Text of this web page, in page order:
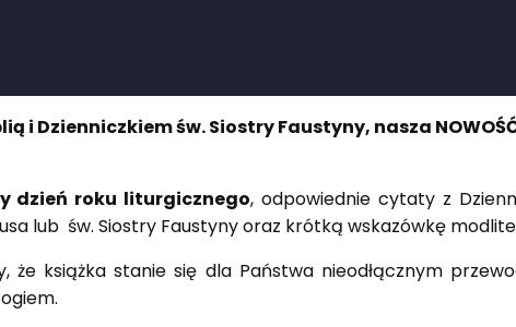
i Dzienniczkiem św. Siostry Faustyny, nasza
dzień roku liturgicznego, odpowiednie cytaty z
lub św. Siostry Faustyny oraz krótką wskazówkę
że książka stanie się dla Państwa nieodłącznym